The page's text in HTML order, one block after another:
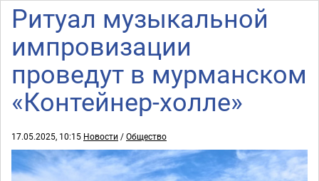
Ритуал музыкальной
импровизации
проведут в мурманском
«Контейнер-холле»
17.05.2025, 10:15 Новости /Общество